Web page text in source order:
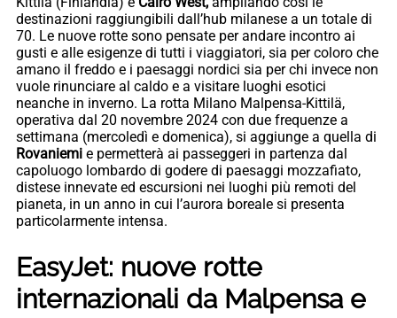
destinazioni raggiungibili dall’hub milanese a un totale di
70. Le nuove rotte sono pensate per andare incontro ai
gusti e alle esigenze di tutti i viaggiatori, sia per coloro che
amano il freddo e i paesaggi nordici sia per chi invece non
vuole rinunciare al caldo e a visitare luoghi esotici
neanche in inverno. La rotta Milano Malpensa-Kittilä,
operativa dal 20 novembre 2024 con due frequenze a
settimana (mercoledì e domenica), si aggiunge a quella di
Rovaniemi e permetterà ai passeggeri in partenza dal
capoluogo lombardo di godere di paesaggi mozzafiato,
distese innevate ed escursioni nei luoghi più remoti del
pianeta, in un anno in cui l’aurora boreale si presenta
particolarmente intensa.
EasyJet: nuove rotte
internazionali da Malpensa e